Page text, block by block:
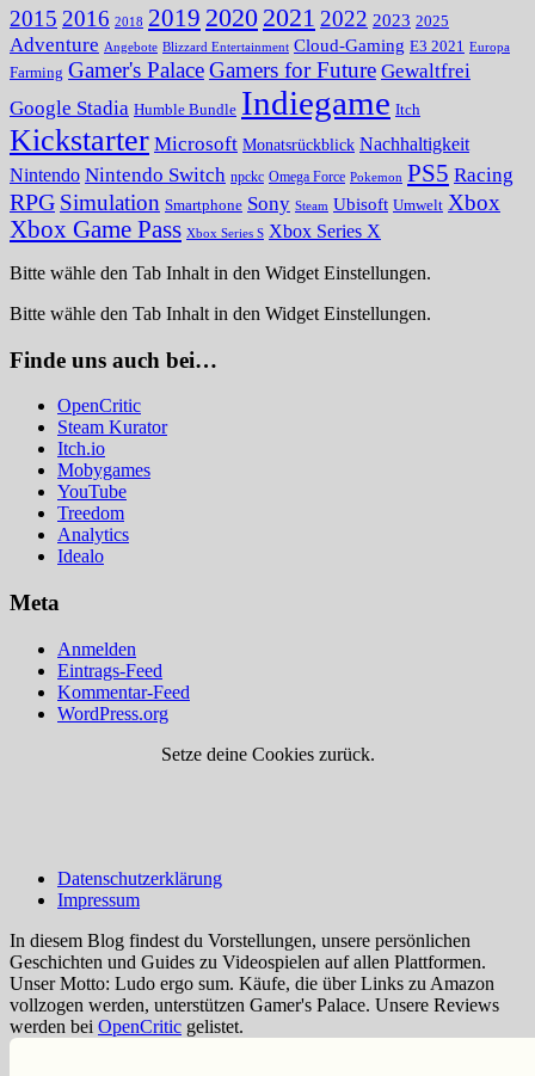
2015 2016 2018 2019 2020 2021 2022 2023 2025
Adventure Angebote Blizzard Entertainment Cloud-Gaming E3 2021 Europa
Farming Gamer's PalaceGamers for Future Gewaltfrei
Google Stadia Humble Bundle Indiegame Itch
Kickstarter Microsoft Monatsrückblick Nachhaltigkeit
Nintendo Nintendo Switch npckc Omega Force Pokemon PS5 Racing
RPG Simulation Smartphone Sony Steam Ubisoft Umwelt Xbox
Xbox Game Pass Xbox Series S Xbox Series X
Bitte wähle den Tab Inhalt in den Widget Einstellungen.
Bitte wähle den Tab Inhalt in den Widget Einstellungen.
Finde uns auch bei…
OpenCritic
Steam Kurator
Itch.io
Mobygames
YouTube
Treedom
Analytics
Idealo
Meta
Anmelden
Eintrags-Feed
Kommentar-Feed
WordPress.org
Setze deine Cookies zurück.
Datenschutzerklärung
Impressum
In diesem Blog findest du Vorstellungen, unsere persönlichen
Geschichten und Guides zu Videospielen auf allen Plattformen.
Unser Motto: Ludo ergo sum. Käufe, die über Links zu Amazon
vollzogen werden, unterstützen Gamer's Palace. Unsere Reviews
werden bei OpenCritic gelistet.